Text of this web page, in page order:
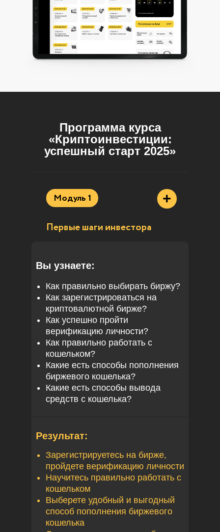
Программа курса
«Криптоинвестиции:
успешный старт 2025»
Модуль 1
Первые шаги инвестора
+
Вы узнаете:
Как правильно выбирать биржу?
Как зарегистрироваться на
криптовалютной бирже?
Как успешно пройти
верификацию личности?
Как правильно работать с
кошельком?
Какие есть способы пополнения
биржевого кошелька?
Какие есть способы вывода
средств с кошелька?
Результат:
Зарегистрируетесь на бирже,
пройдете верификацию личности
Научитесь правильно работать с
кошельком
Выберете удобный и выгодный
способ пополнения биржевого
кошелька